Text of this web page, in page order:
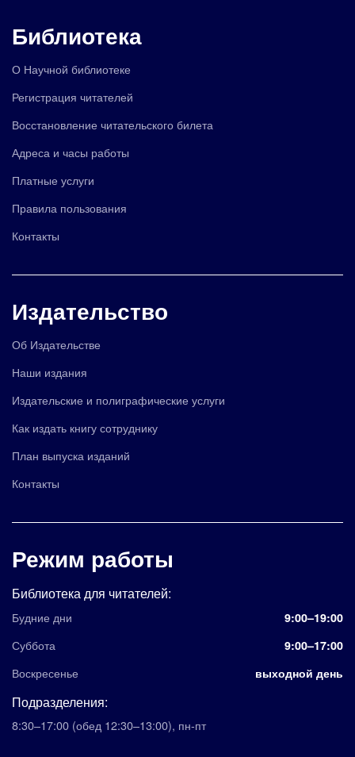
Библиотека
О Научной библиотеке
Регистрация читателей
Восстановление читательского билета
Адреса и часы работы
Платные услуги
Правила пользования
Контакты
Издательство
Об Издательстве
Наши издания
Издательские и полиграфические услуги
Как издать книгу сотруднику
План выпуска изданий
Контакты
Режим работы
Библиотека для читателей:
Будние дни 9:00–19:00
Суббота 9:00–17:00
Воскресенье выходной день
Подразделения:
8:30–17:00 (обед 12:30–13:00), пн-пт